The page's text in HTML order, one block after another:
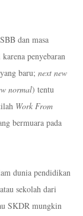
dan masa
penyebaran
baru; next new
normal) tentu
Work From
bermuara pada
dunia pendidikan
sekolah dari
SKDR mungkin